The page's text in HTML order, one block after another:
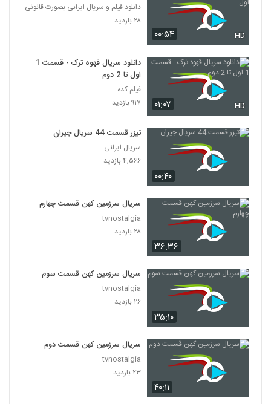
۰۰:۵۴ HD
دانلود فیلم و سریال ایرانی بصورت قانونی
۲۸ بازدید
۰۱:۰۷ HD
دانلود سریال قهوه ترک - قسمت 1
اول تا 2 دوم
فیلم کده
۹۱۷ بازدید
۰۰:۴۰
تیزر قسمت 44 سریال جیران
سریال ایرانی
۴,۵۶۶ بازدید
۳۶:۳۶
سریال سرزمین کهن قسمت چهارم
tvnostalgia
۲۸ بازدید
۳۵:۱۰
سریال سرزمین کهن قسمت سوم
tvnostalgia
۲۶ بازدید
۴۰:۱۱
سریال سرزمین کهن قسمت دوم
tvnostalgia
۲۳ بازدید